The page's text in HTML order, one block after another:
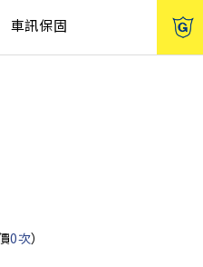
車訊保固
0次）